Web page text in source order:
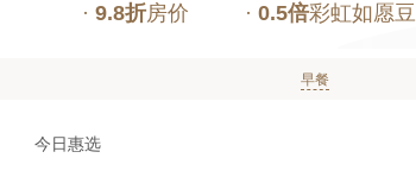
· 9.8折房价 · 0.5倍彩虹如愿豆
早餐
今日惠选